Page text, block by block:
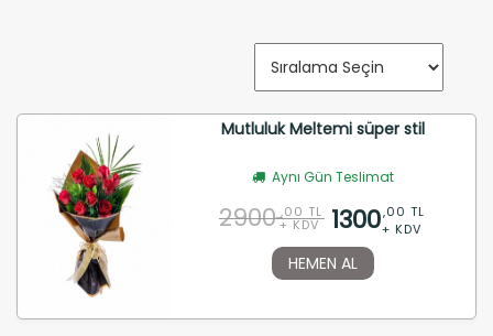
Mutluluk Meltemi süper stil
Aynı Gün Teslimat
2900 ,00 TL
+ KDV 1300,00 TL
+ KDV
HEMEN AL